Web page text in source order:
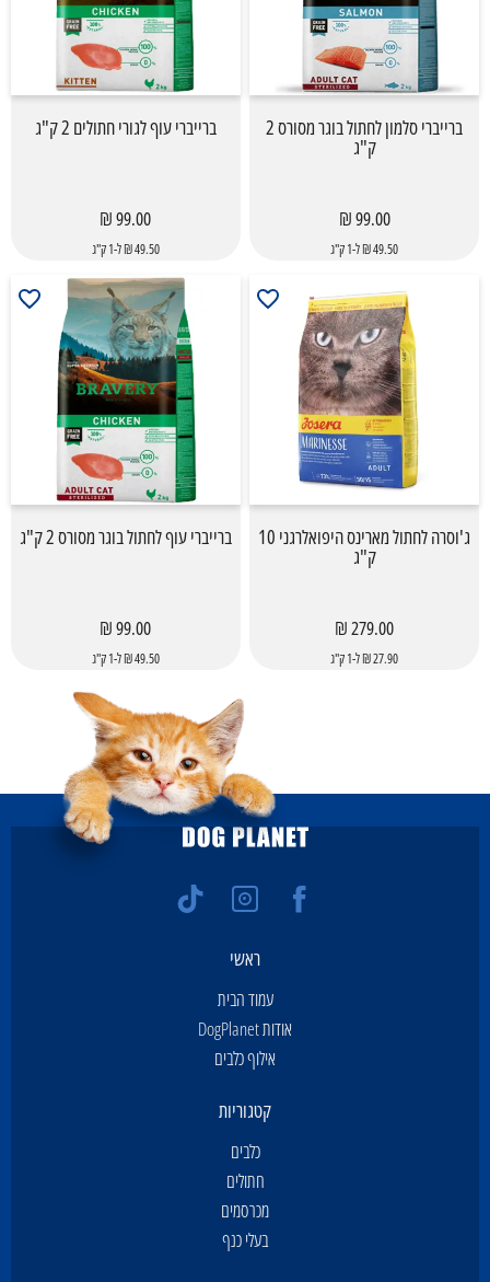
ברייברי סלמון לחתול בוגר מסורס 2
ק"ג
99.00 ₪
49.50 ₪ ל-1 ק"ג
ברייברי עוף לגורי חתולים 2 ק"ג
99.00 ₪
49.50 ₪ ל-1 ק"ג
ג'וסרה לחתול מארינס היפואלרגני 10
ק"ג
279.00 ₪
27.90 ₪ ל-1 ק"ג
ברייברי עוף לחתול בוגר מסורס 2 ק"ג
99.00 ₪
49.50 ₪ ל-1 ק"ג
ראשי
עמוד הבית
אודות DogPlanet
אילוף כלבים
קטגוריות
כלבים
חתולים
מכרסמים
בעלי כנף